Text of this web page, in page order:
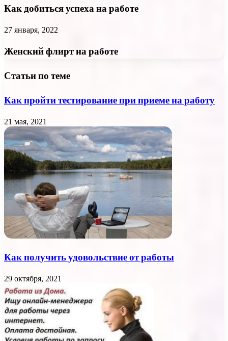
Как добиться успеха на работе
27 января, 2022
Женский флирт на работе
Статьи по теме
Как пройти тестирование при приеме на работу
21 мая, 2021
Как получить удовольствие от работы
29 октября, 2021